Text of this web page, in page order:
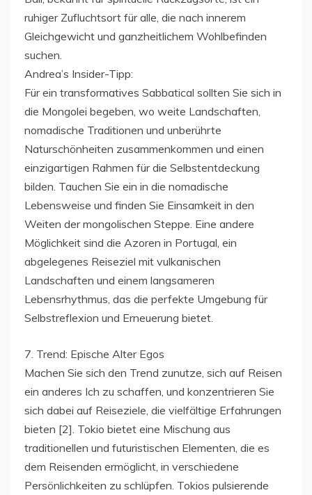
ruhiger Zufluchtsort für alle, die nach innerem
Gleichgewicht und ganzheitlichem Wohlbefinden
suchen.
Andrea’s Insider-Tipp:
Für ein transformatives Sabbatical sollten Sie sich in
die Mongolei begeben, wo weite Landschaften,
nomadische Traditionen und unberührte
Naturschönheiten zusammenkommen und einen
einzigartigen Rahmen für die Selbstentdeckung
bilden. Tauchen Sie ein in die nomadische
Lebensweise und finden Sie Einsamkeit in den
Weiten der mongolischen Steppe. Eine andere
Möglichkeit sind die Azoren in Portugal, ein
abgelegenes Reiseziel mit vulkanischen
Landschaften und einem langsameren
Lebensrhythmus, das die perfekte Umgebung für
Selbstreflexion und Erneuerung bietet.
7. Trend: Epische Alter Egos
Machen Sie sich den Trend zunutze, sich auf Reisen
ein anderes Ich zu schaffen, und konzentrieren Sie
sich dabei auf Reiseziele, die vielfältige Erfahrungen
bieten [2]. Tokio bietet eine Mischung aus
traditionellen und futuristischen Elementen, die es
dem Reisenden ermöglicht, in verschiedene
Persönlichkeiten zu schlüpfen. Tokios pulsierende